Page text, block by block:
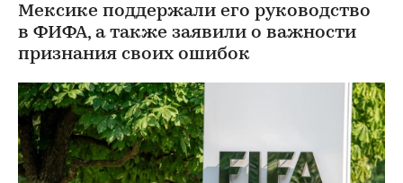
Мексике поддержали его руководство
в ФИФА, а также заявили о важности
признания своих ошибок